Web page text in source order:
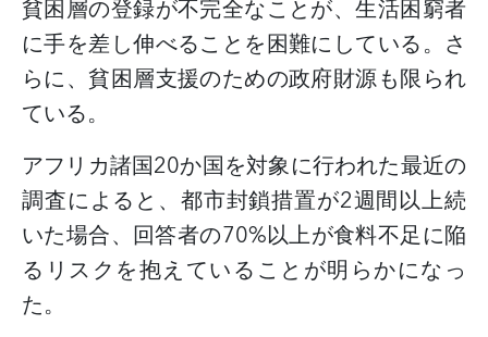
貧困層の登録が不完全なことが、生活困窮者
に手を差し伸べることを困難にしている。さ
らに、貧困層支援のための政府財源も限られ
ている。
アフリカ諸国20か国を対象に行われた最近の
調査によると、都市封鎖措置が2週間以上続
いた場合、回答者の70%以上が食料不足に陥
るリスクを抱えていることが明らかになっ
た。